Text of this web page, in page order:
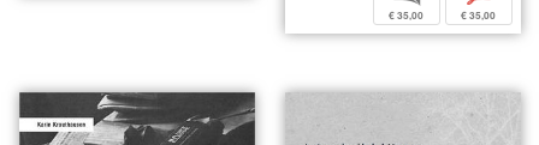
€ 35,00 € 35,00